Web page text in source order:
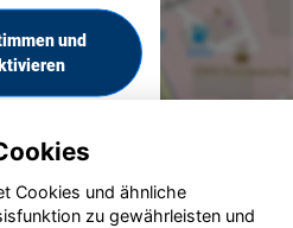
und
Cookies und ähnliche
zu gewährleisten und